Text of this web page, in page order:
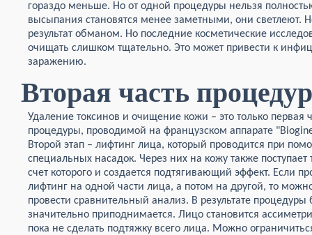
гораздо меньше. Но от одной процедуры нельзя
высыпания становятся менее заметными, они светлеют.
результат обманом. Но последние косметические
очищать слишком тщательно. Это может привести к
заражению.
Вторая часть
Удаление токсинов и очищение кожи – это только первая
процедуры, проводимой на французском аппарате
Второй этап – лифтинг лица, который проводится при
специальных насадок. Через них на кожу также поступает
счет которого и создается подтягивающий эффект. Если
лифтинг на одной части лица, а потом на другой, то
провести сравнительный анализ. В результате процедуры
значительно приподнимается. Лицо становится
пока не сделать подтяжку всего лица. Можно